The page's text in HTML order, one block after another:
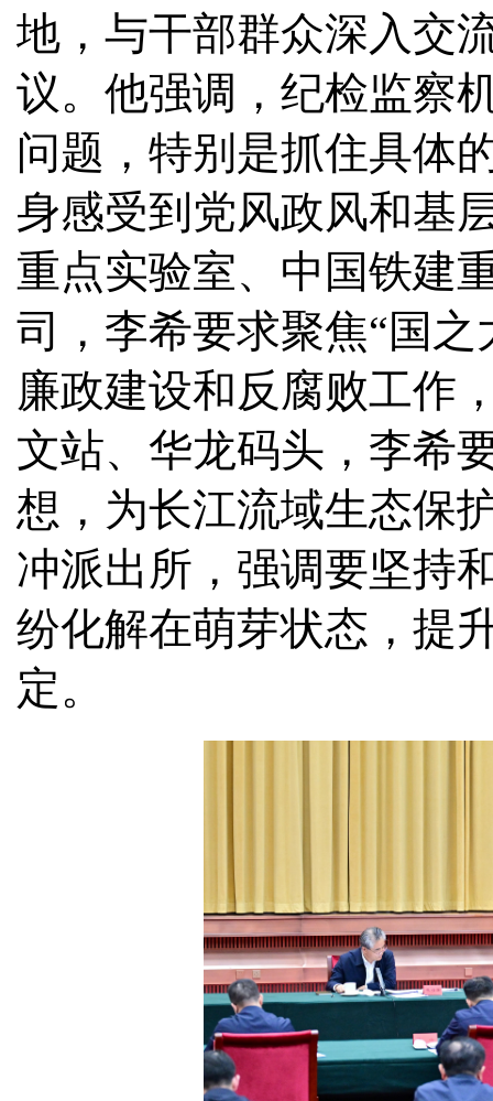
地，与干部群众深入交
议。他强调，纪检监察
问题，特别是抓住具体
身感受到党风政风和基
重点实验室、中国铁建
司，李希要求聚焦“国
廉政建设和反腐败工作
文站、华龙码头，李希
想，为长江流域生态保
冲派出所，强调要坚持
纷化解在萌芽状态，提
定。